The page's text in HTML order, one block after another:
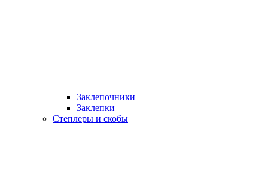
Заклепочники
Заклепки
Степлеры и скобы